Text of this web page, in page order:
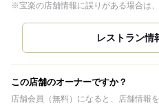
※宝楽の店舗情報に誤りがある場合は
この店舗のオーナーですか？
店舗会員（無料）になると、店舗情報